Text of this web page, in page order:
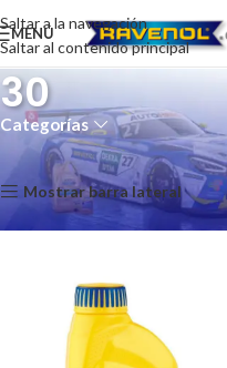
Saltar a la navegación
Saltar al contenido principal
MENÚ
30
Categorías
Turismo/ Motor/ Mineral/
Mostrar barra lateral